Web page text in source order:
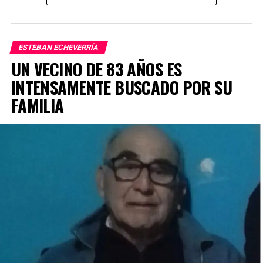
JUBILADA
MONTE GRANDE
PRÓXIMO ARTÍCULO
CRIMEN SANTIAGO ALCÓCER: HAY DETENIDOS
NO TE PIERDAS
BUSCAN A UN HOMBRE CON ALZHEIMER EN MONTE
GRANDE
ESTEBAN ECHEVERRÍA
UN VECINO DE 83 AÑOS ES
INTENSAMENTE BUSCADO POR SU
FAMILIA